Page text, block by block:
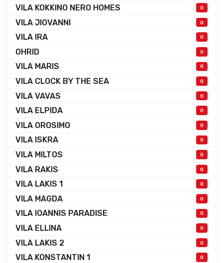
VILA KOKKINO NERO HOMES 0
VILA JIOVANNI 0
VILA IRA 0
OHRID 0
VILA MARIS 0
VILA CLOCK BY THE SEA 0
VILA VAVAS 0
VILA ELPIDA 0
VILA OROSIMO 0
VILA ISKRA 0
VILA MILTOS 0
VILA RAKIS 0
VILA LAKIS 1 0
VILA MAGDA 0
VILA IOANNIS PARADISE 0
VILA ELLINA 0
VILA LAKIS 2 0
VILA KONSTANTIN 1 0